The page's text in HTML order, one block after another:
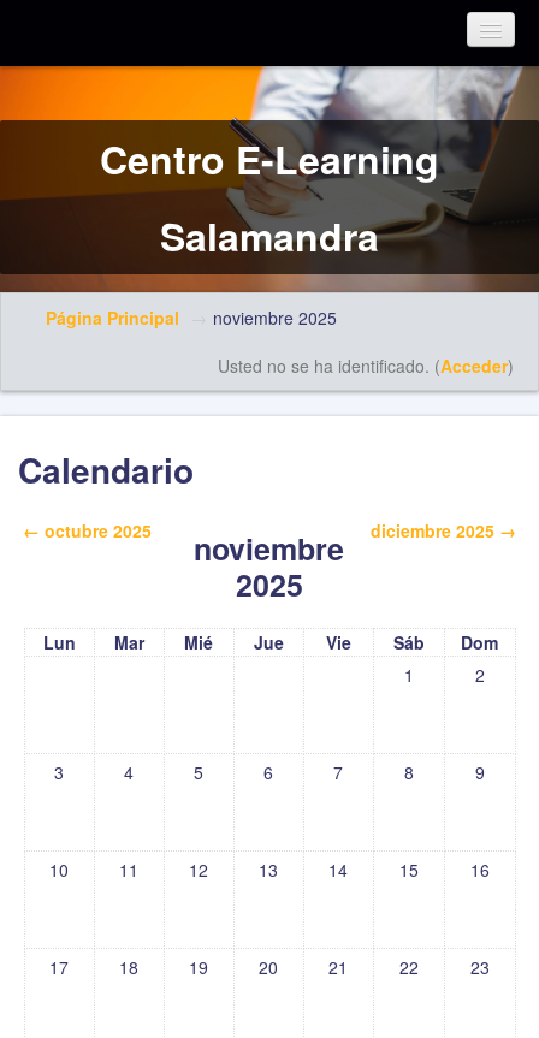
Centro E-Learning
Salamandra
Página Principal → noviembre 2025
Usted no se ha identificado. (Acceder)
Calendario
← octubre 2025
noviembre
2025
diciembre 2025 →
Lun Mar Mié Jue Vie Sáb
Dom
1
2
3 4 5 6 7 8 9
10 11 12 13 14 15 16
17 18 19 20 21 22 23